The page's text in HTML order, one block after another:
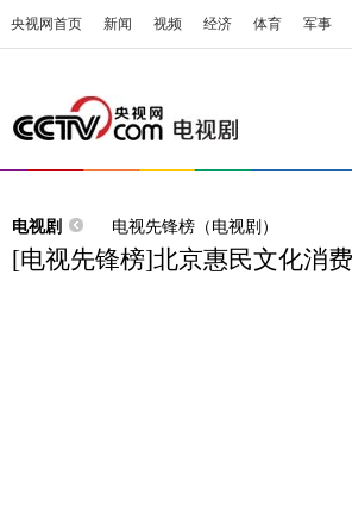
央视网首页 新闻 视频 经济 体育 军事
电视剧 电视先锋榜（电视剧）
[电视先锋榜]北京惠民文化消